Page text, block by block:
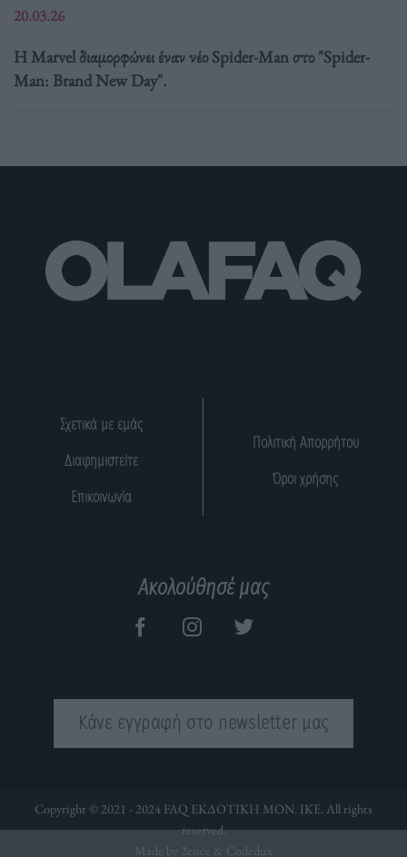
20.03.26
Η Marvel διαμορφώνει έναν νέο Spider-Man στο "Spider-
Man: Brand New Day".
Σχετικά με εμάς
Διαφημιστείτε
Επικοινωνία
Πολιτική Απορρήτου
Όροι χρήσης
Ακολούθησέ μας
Κάνε εγγραφή στο newsletter μας
Copyright © 2021 - 2024 FAQ ΕΚΔΟΤΙΚΗ ΜΟΝ. ΙΚΕ. All rights
reserved.
Made by 2ence & Codedux